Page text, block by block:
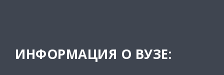
ИНФОРМАЦИЯ О ВУЗЕ: